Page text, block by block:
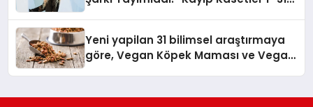
Yeni yapilan 31 bilimsel araştırmaya
göre, Vegan Köpek Maması ve Vegan